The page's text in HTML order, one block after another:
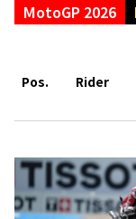
MotoGP 2026
Pos. Rider